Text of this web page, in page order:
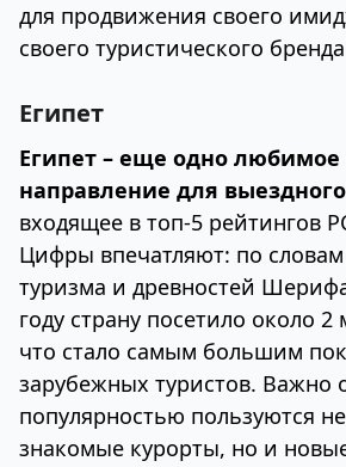
для продвижения своего
своего туристического
Египет
Египет – еще одно любимое
направление для
входящее в топ-5 рейтингов
Цифры впечатляют: по
туризма и древностей
году страну посетило около 2
что стало самым большим
зарубежных туристов. Важно
популярностью пользуются
знакомые курорты, но и